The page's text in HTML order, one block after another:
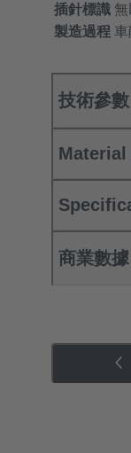
插針標識 無
製造過程 車
技術參數
商業數據